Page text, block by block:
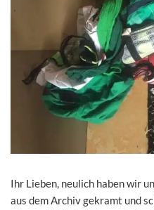
Ihr Lieben, neulich haben wir
aus dem Archiv gekramt und